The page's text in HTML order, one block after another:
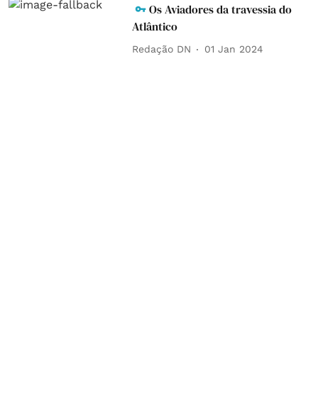
Os Aviadores da travessia do
Atlântico
Redação DN 01 Jan 2024